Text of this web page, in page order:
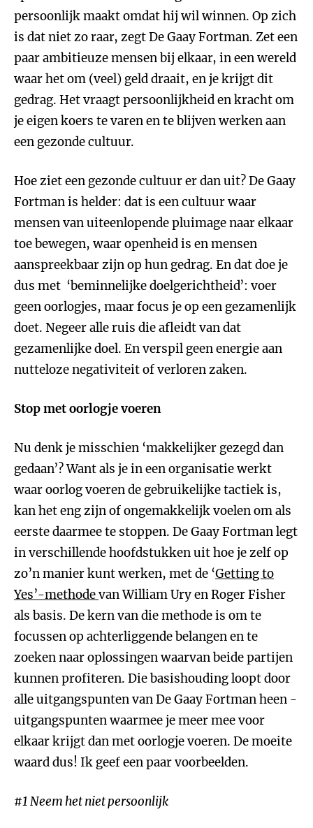
persoonlijk maakt omdat hij wil winnen. Op zich
is dat niet zo raar, zegt De Gaay Fortman. Zet een
paar ambitieuze mensen bij elkaar, in een wereld
waar het om (veel) geld draait, en je krijgt dit
gedrag. Het vraagt persoonlijkheid en kracht om
je eigen koers te varen en te blijven werken aan
een gezonde cultuur.
Hoe ziet een gezonde cultuur er dan uit? De Gaay
Fortman is helder: dat is een cultuur waar
mensen van uiteenlopende pluimage naar elkaar
toe bewegen, waar openheid is en mensen
aanspreekbaar zijn op hun gedrag. En dat doe je
dus met ‘beminnelijke doelgerichtheid’: voer
geen oorlogjes, maar focus je op een gezamenlijk
doet. Negeer alle ruis die afleidt van dat
gezamenlijke doel. En verspil geen energie aan
nutteloze negativiteit of verloren zaken.
Stop met oorlogje voeren
Nu denk je misschien ‘makkelijker gezegd dan
gedaan’? Want als je in een organisatie werkt
waar oorlog voeren de gebruikelijke tactiek is,
kan het eng zijn of ongemakkelijk voelen om als
eerste daarmee te stoppen. De Gaay Fortman legt
in verschillende hoofdstukken uit hoe je zelf op
zo’n manier kunt werken, met de ‘Getting to
Yes’-methodevan William Ury en Roger Fisher
als basis. De kern van die methode is om te
focussen op achterliggende belangen en te
zoeken naar oplossingen waarvan beide partijen
kunnen profiteren. Die basishouding loopt door
alle uitgangspunten van De Gaay Fortman heen -
uitgangspunten waarmee je meer mee voor
elkaar krijgt dan met oorlogje voeren. De moeite
waard dus! Ik geef een paar voorbeelden.
#1 Neem het niet persoonlijk